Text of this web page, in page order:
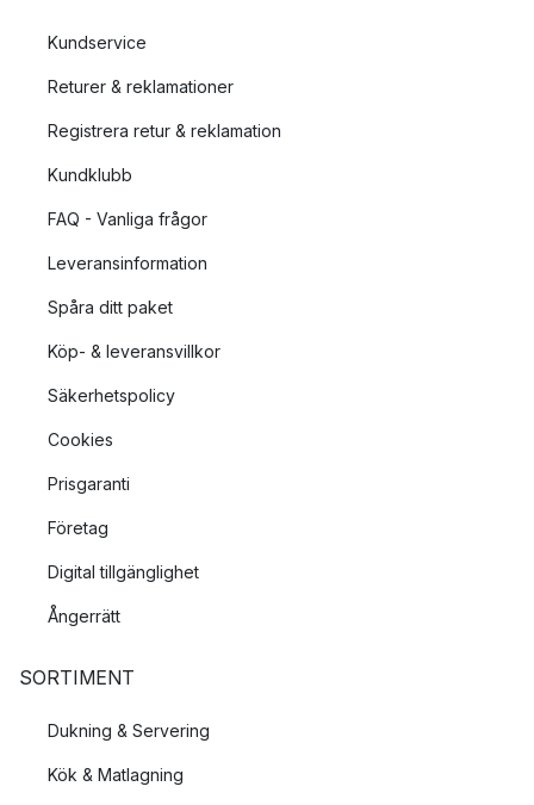
Kundservice
Returer & reklamationer
Registrera retur & reklamation
Kundklubb
FAQ - Vanliga frågor
Leveransinformation
Spåra ditt paket
Köp- & leveransvillkor
Säkerhetspolicy
Cookies
Prisgaranti
Företag
Digital tillgänglighet
Ångerrätt
SORTIMENT
Dukning & Servering
Kök & Matlagning